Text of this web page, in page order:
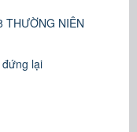
THƯỜNG NIÊN
lại